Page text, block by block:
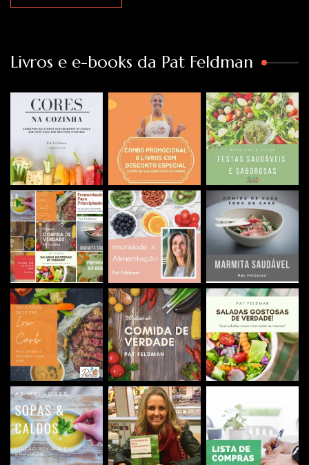
Livros e e-books da Pat Feldman